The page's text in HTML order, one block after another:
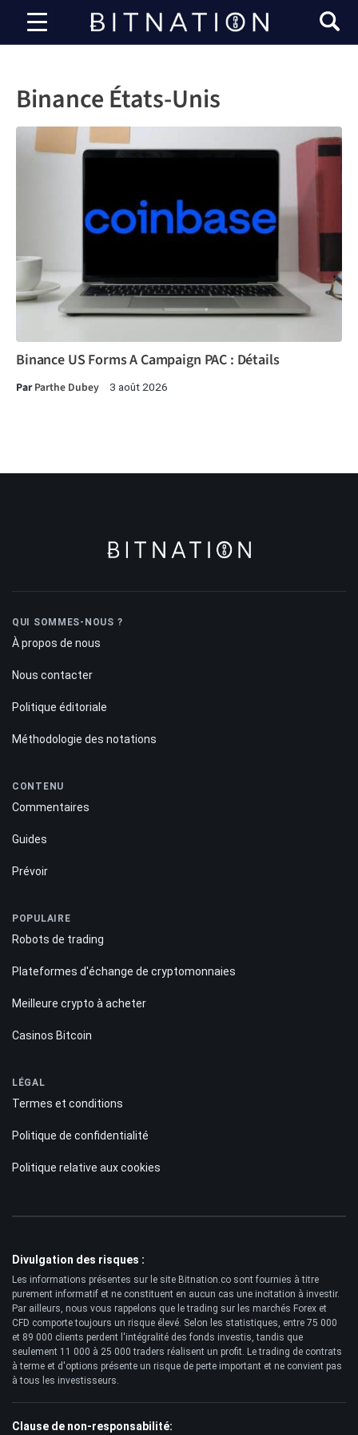
Bitnation
Binance États-Unis
Binance US Forms A Campaign PAC : Détails
ParParthe Dubey 3 août 2026
QUI SOMMES-NOUS ?
À propos de nous
Nous contacter
Politique éditoriale
Méthodologie des notations
CONTENU
Commentaires
Guides
Prévoir
POPULAIRE
Robots de trading
Plateformes d'échange de cryptomonnaies
Meilleure crypto à acheter
Casinos Bitcoin
LÉGAL
Termes et conditions
Politique de confidentialité
Politique relative aux cookies
Divulgation des risques :
Les informations présentes sur le site Bitnation.co sont fournies à titre
purement informatif et ne constituent en aucun cas une incitation à investir.
Par ailleurs, nous vous rappelons que le trading sur les marchés Forex et
CFD comporte toujours un risque élevé. Selon les statistiques, entre 75 000
et 89 000 clients perdent l'intégralité des fonds investis, tandis que
seulement 11 000 à 25 000 traders réalisent un profit. Le trading de contrats
à terme et d'options présente un risque de perte important et ne convient pas
à tous les investisseurs.
Clause de non-responsabilité: